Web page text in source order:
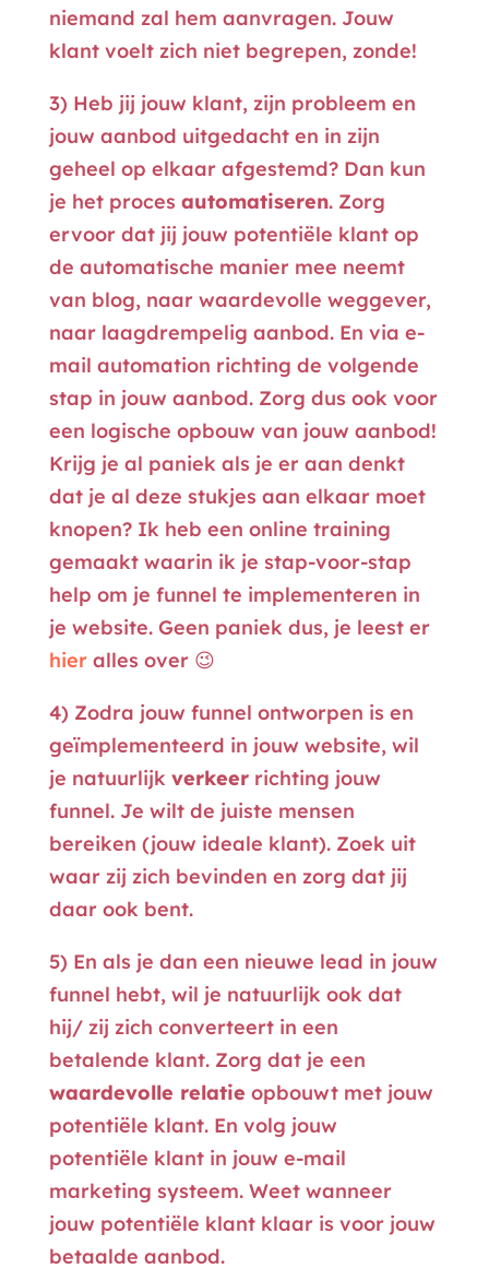
niemand zal hem aanvragen. Jouw
klant voelt zich niet begrepen, zonde!
3) Heb jij jouw klant, zijn probleem en
jouw aanbod uitgedacht en in zijn
geheel op elkaar afgestemd? Dan kun
je het proces automatiseren. Zorg
ervoor dat jij jouw potentiële klant op
de automatische manier mee neemt
van blog, naar waardevolle weggever,
naar laagdrempelig aanbod. En via e-
mail automation richting de volgende
stap in jouw aanbod. Zorg dus ook voor
een logische opbouw van jouw aanbod!
Krijg je al paniek als je er aan denkt
dat je al deze stukjes aan elkaar moet
knopen? Ik heb een online training
gemaakt waarin ik je stap-voor-stap
help om je funnel te implementeren in
je website. Geen paniek dus, je leest er
hieralles over 😉
4) Zodra jouw funnel ontworpen is en
geïmplementeerd in jouw website, wil
je natuurlijk verkeerrichting jouw
funnel. Je wilt de juiste mensen
bereiken (jouw ideale klant). Zoek uit
waar zij zich bevinden en zorg dat jij
daar ook bent.
5) En als je dan een nieuwe lead in jouw
funnel hebt, wil je natuurlijk ook dat
hij/ zij zich converteert in een
betalende klant. Zorg dat je een
waardevolle relatie opbouwt met jouw
potentiële klant. En volg jouw
potentiële klant in jouw e-mail
marketing systeem. Weet wanneer
jouw potentiële klant klaar is voor jouw
betaalde aanbod.